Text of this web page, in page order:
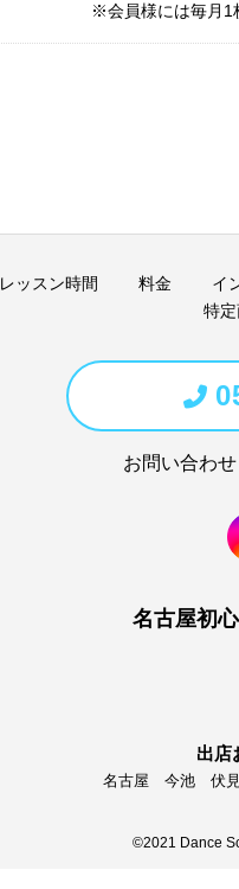
※会員様には毎月1
レッスン時間 料金 イ
特
お問い合わ
名古屋初
出店
名古屋 今池 伏見
©2021 Dance